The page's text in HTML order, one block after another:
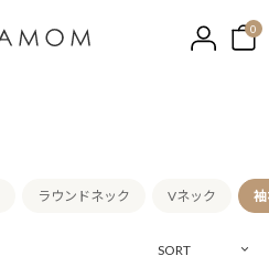
0
ラウンドネック Vネック